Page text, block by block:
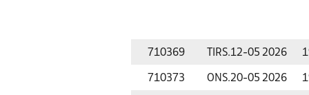
710369 TIRS.12-05 2026
710373 ONS.20-05 2026